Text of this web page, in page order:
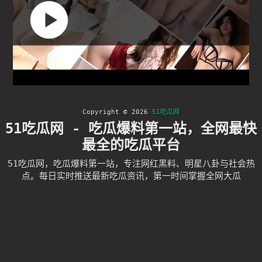
Copyright © 2026 51吃瓜网
51吃瓜网 - 吃瓜爆料第一站，全网最快
最全的吃瓜平台
51吃瓜网，吃瓜爆料第一站，专注网红黑料、明星八卦与社会热
点。每日实时推送最新吃瓜资讯，第一时间掌握全网大瓜